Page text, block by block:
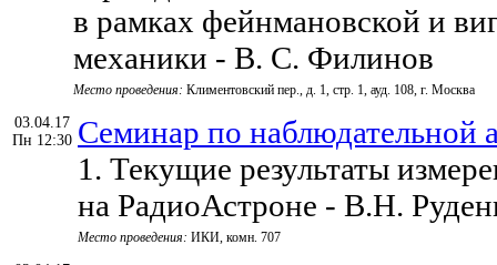
в рамках фейнмановской и
механики - В. С. Филинов
Место проведения: Климентовский пер., д. 1, стр. 1, ауд. 108, г. Москва
03.04.17
Пн 12:30 Семинар по
1. Текущие результаты
на РадиоАстроне - В.Н.
Место проведения: ИКИ, комн. 707